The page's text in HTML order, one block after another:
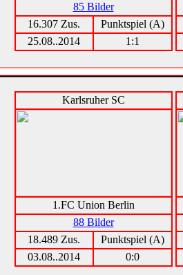
85 Bilder
16.307 Zus.
Punktspiel (A)
25.08..2014
1:1
Karlsruher SC
1.FC Union Berlin
88 Bilder
18.489 Zus.
Punktspiel (A)
03.08..2014
0:0